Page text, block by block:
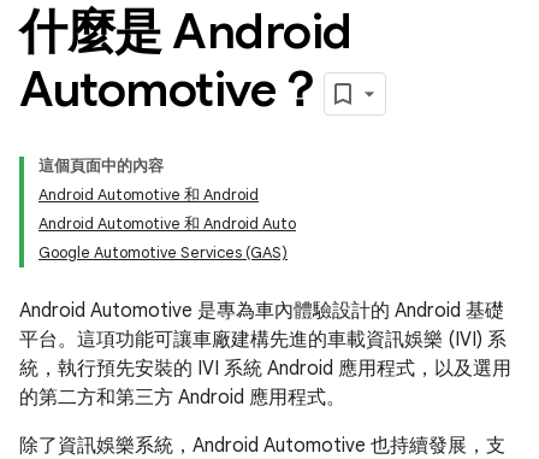
什麼是 Android
Automotive？
這個頁面中的內容
Android Automotive 和 Android
Android Automotive 和 Android Auto
Google Automotive Services (GAS)
Android Automotive 是專為車內體驗設計的 Android 基礎
平台。這項功能可讓車廠建構先進的車載資訊娛樂 (IVI) 系
統，執行預先安裝的 IVI 系統 Android 應用程式，以及選用
的第二方和第三方 Android 應用程式。
除了資訊娛樂系統，Android Automotive 也持續發展，支